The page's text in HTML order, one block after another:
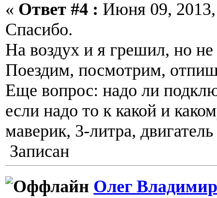
« Ответ #4 : Июня 09,
Спасибо.
На воздух и я грешил, но не
Поездим, посмотрим,
Еще вопрос: надо ли
если надо то к какой и
маверик, 3-литра,
Записан
Олег